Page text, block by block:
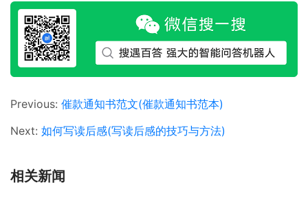
Previous: 催款通知书范文(催款通知书范本)
Next: 如何写读后感(写读后感的技巧与方法)
相关新闻